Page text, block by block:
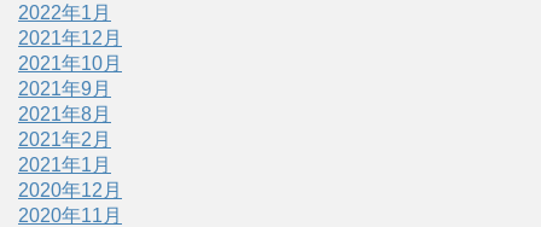
2022年1月
2021年12月
2021年10月
2021年9月
2021年8月
2021年2月
2021年1月
2020年12月
2020年11月